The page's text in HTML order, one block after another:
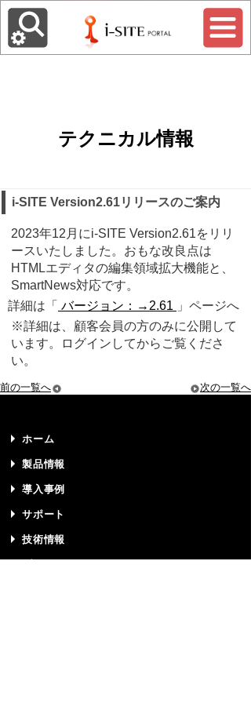
テクニカル情報
i-SITE Version2.61リリースのご案内
2023年12月にi-SITE Version2.61をリリ
ースいたしました。おもな改良点は
HTMLエディタの編集領域拡大機能と、
SmartNews対応です。
詳細は「 バージョン：→2.61
」ページへ
※詳細は、顧客会員の方のみに公開して
います。ログインしてからご覧くださ
い。
前の一覧へ 次の一覧へ
ホーム
製品情報
導入事例
サポート
技術情報